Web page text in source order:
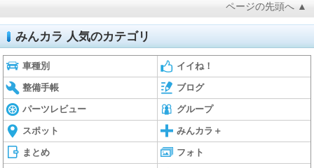
ページの先頭へ ▲
みんカラ 人気のカテゴリ
車種別 イイね！
整備手帳 ブログ
パーツレビュー グループ
スポット みんカラ＋
まとめ フォト